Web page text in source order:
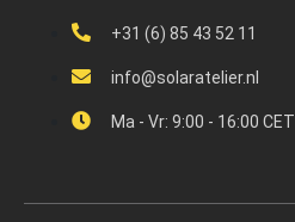
+31 (6) 85 43 52 11
info@solaratelier.nl
Ma - Vr: 9:00 - 16:00 CET